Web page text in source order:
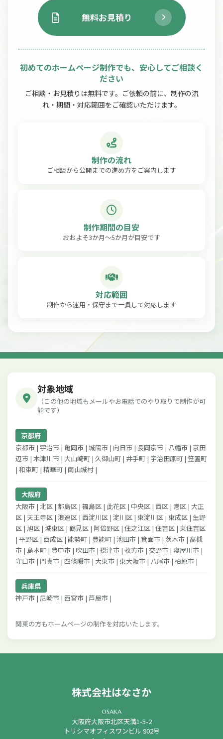
無料お見積り
初めてのホームページ制作でも、安心してご相談く
ださい
ご相談・お見積りは無料です。ご依頼の前に、制作の流
れ・期間・対応範囲をご確認いただけます。
制作の流れ
ご相談から公開までの進め方をご案内します
制作期間の目安
おおよそ3か月〜5か月が目安です
対応範囲
制作から運用・保守まで一貫して対応します
対象地域
（この他の地域もメールやお電話でのやり取りで制作が可
能です）
京都府
京都市 | 宇治市 | 亀岡市 | 城陽市 | 向日市 | 長岡京市 | 八幡市 | 京田
辺市 | 木津川市 | 大山崎町 | 久御山町 | 井手町 | 宇治田原町 | 笠置町
| 和束町 | 精華町 | 南山城村 |
大阪府
大阪市 | 北区 | 都島区 | 福島区 | 此花区 | 中央区 | 西区 | 港区 | 大正
区 | 天王寺区 | 浪速区 | 西淀川区 | 淀川区 | 東淀川区 | 東成区 | 生野
区 | 旭区 | 城東区 | 鶴見区 | 阿倍野区 | 住之江区 | 住吉区 | 東住吉区
| 平野区 | 西成区 | 能勢町 | 豊能町 | 池田市 | 箕面市 | 茨木市 | 高槻
市 | 島本町 | 豊中市 | 吹田市 | 摂津市 | 枚方市 | 交野市 | 寝屋川市 |
守口市 | 門真市 | 四條畷市 | 大東市 | 東大阪市 | 八尾市 | 柏原市 |
兵庫県
神戸市 | 尼崎市 | 西宮市 | 芦屋市 |
関東の方もホームページの制作を対応いたします。
株式会社はなさか
osaka
大阪府大阪市北区天満1-5-2
トリシマオフィスワンビル 902号